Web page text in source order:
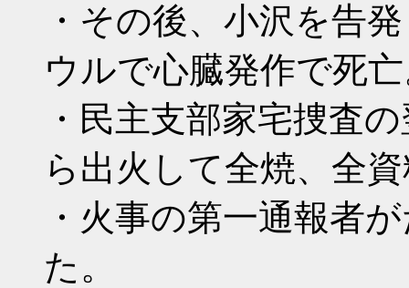
・その後、小沢を告
ウルで心臓発作で死
・民主支部家宅捜査
ら出火して全焼、全
・火事の第一通報者
た。